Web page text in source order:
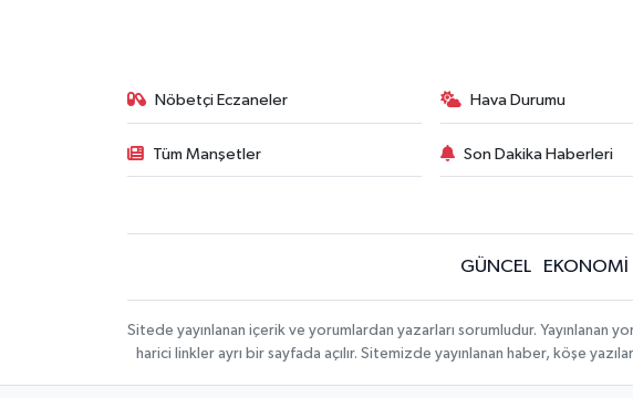
Nöbetçi Eczaneler Hava Durumu
Tüm Manşetler Son Dakika Haberleri
GÜNCEL EKONOMİ
Sitede yayınlanan içerik ve yorumlardan yazarları sorumludur.
harici linkler ayrı bir sayfada açılır. Sitemizde yayınlanan haber, köşe